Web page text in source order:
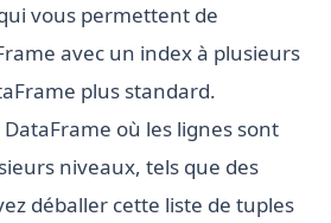
vous permettent de
avec un index à plusieurs
plus standard.
où les lignes sont
niveaux, tels que des
déballer cette liste de tuples